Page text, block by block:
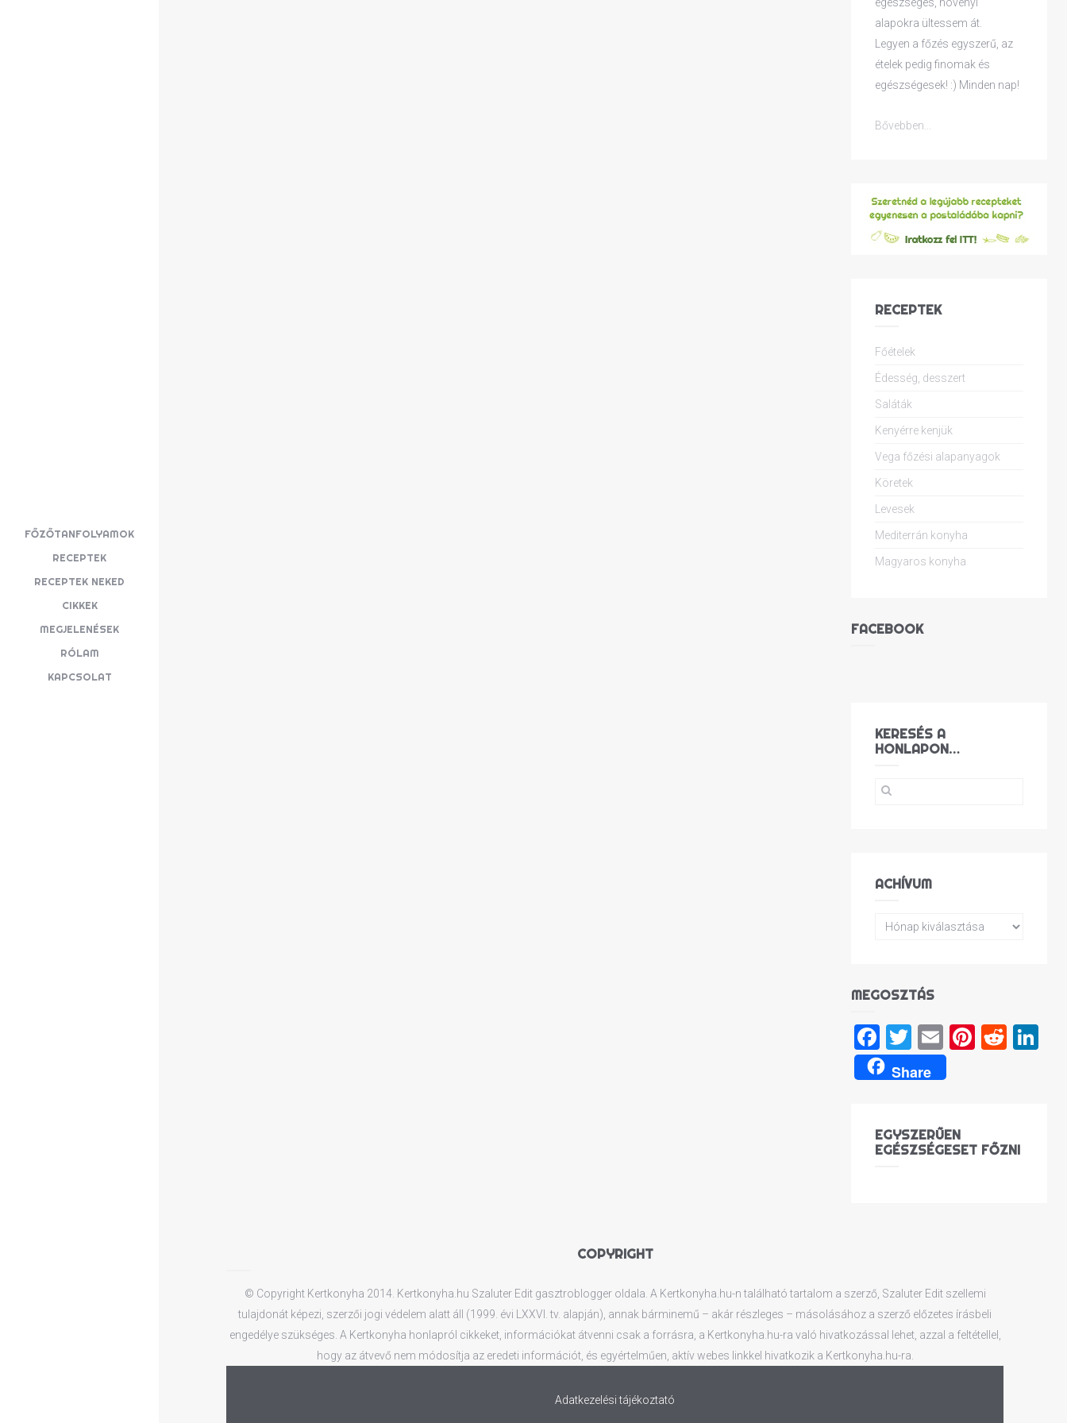
FŐZŐTANFOLYAMOK
RECEPTEK
RECEPTEK NEKED
CIKKEK
MEGJELENÉSEK
RÓLAM
KAPCSOLAT
egészséges, növényi
alapokra ültessem át.
Legyen a főzés egyszerű, az
ételek pedig finomak és
egészségesek! :) Minden nap!
Bővebben...
RECEPTEK
Főételek
Édesség, desszert
Saláták
Kenyérre kenjük
Vega főzési alapanyagok
Köretek
Levesek
Mediterrán konyha
Magyaros konyha
FACEBOOK
KERESÉS A
HONLAPON…
ACHÍVUM
MEGOSZTÁS
Facebook
Twitter
Email
Share
EGYSZERŰEN
EGÉSZSÉGESET FŐZNI
COPYRIGHT
© Copyright Kertkonyha 2014. Kertkonyha.hu Szaluter Edit gasztroblogger oldala. A Kertkonyha.hu-n található tartalom a szerző, Szaluter Edit szellemi
tulajdonát képezi, szerzői jogi védelem alatt áll (1999. évi LXXVI. tv. alapján), annak bárminemű – akár részleges – másolásához a szerző előzetes írásbeli
engedélye szükséges. A Kertkonyha honlapról cikkeket, információkat átvenni csak a forrásra, a Kertkonyha.hu-ra való hivatkozással lehet, azzal a feltétellel,
hogy az átvevő nem módosítja az eredeti információt, és egyértelműen, aktív webes linkkel hivatkozik a Kertkonyha.hu-ra.
Adatkezelési tájékoztató